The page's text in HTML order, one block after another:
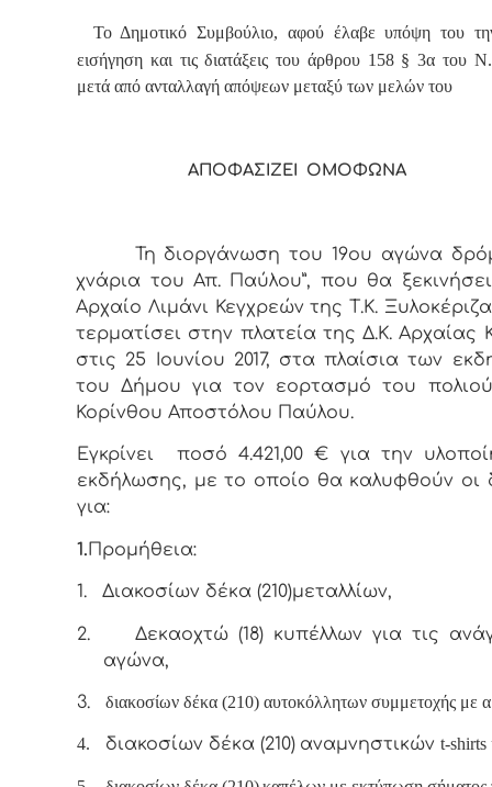
Το Δημοτικό Συμβούλιο, αφού έλαβε υπόψη του
εισήγηση και τις διατάξεις του άρθρου 158 § 3α του
μετά από ανταλλαγή απόψεων μεταξύ των μελών του
ΑΠΟΦΑΣΙΖΕΙ ΟΜΟΦΩΝΑ
Τη διοργάνωση του 19ου αγώνα
χνάρια του Απ. Παύλου”, που θα
Αρχαίο Λιμάνι Κεγχρεών της Τ.Κ.
τερματίσει στην πλατεία της Δ.Κ. Αρχαίας
στις 25 Ιουνίου 2017, στα πλαίσια των
του Δήμου για τον εορτασμό του
Κορίνθου Αποστόλου Παύλου.
Εγκρίνει ποσό 4.421,00 € για την
εκδήλωσης, με το οποίο θα καλυφθούν οι
για:
1.Προμήθεια:
1. Διακοσίων δέκα (210)μεταλλίων,
2.
Δεκαοχτώ (18) κυπέλλων για τις
αγώνα,
3. διακοσίων δέκα (210) αυτοκόλλητων συμμετοχής με
4. διακοσίων δέκα (210) αναμνηστικών t-shirts